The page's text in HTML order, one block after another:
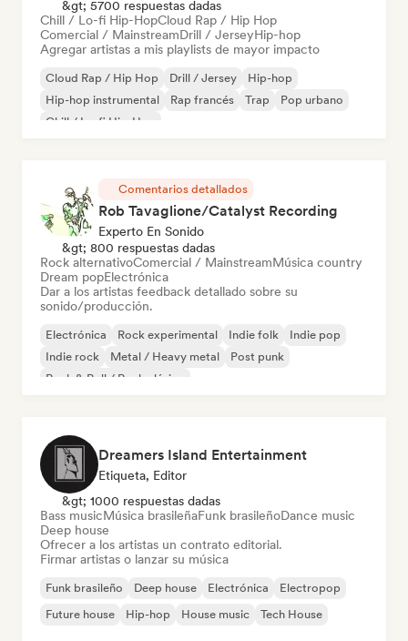
&gt; 5700 respuestas dadas
Chill / Lo-fi Hip-HopCloud Rap / Hip Hop
Comercial / MainstreamDrill / JerseyHip-hop
Agregar artistas a mis playlists de mayor impacto
Cloud Rap / Hip Hop Drill / Jersey
Hip-hop
Hip-hop instrumental
Rap francés Trap
Pop urbano
Chill / Lo-fi Hip-Hop
Comentarios detallados
Rob Tavaglione/Catalyst Recording
Experto En Sonido
&gt; 800 respuestas dadas
Rock alternativoComercial / MainstreamMúsica country
Dream popElectrónica
Dar a los artistas feedback detallado sobre su
sonido/producción.
Electrónica Rock experimental Indie folk
Indie pop
Indie rock
Metal / Heavy metal
Post punk
Rock & Roll / Rock clásico
Dreamers Island Entertainment
Etiqueta, Editor
&gt; 1000 respuestas dadas
Bass musicMúsica brasileñaFunk brasileñoDance music
Deep house
Ofrecer a los artistas un contrato editorial.
Firmar artistas o lanzar su música
Funk brasileño Deep house Electrónica
Electropop
Future house
Hip-hop House music Tech House